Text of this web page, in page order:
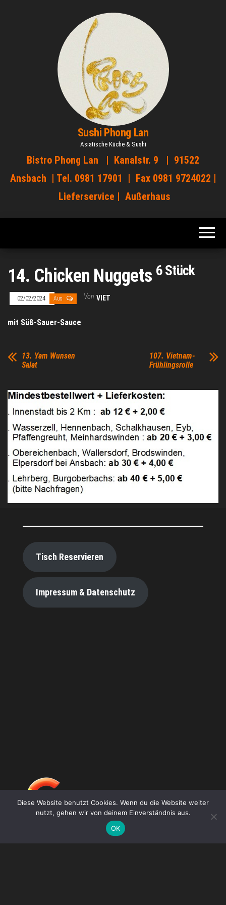
Sushi Phong Lan
Asiatische Küche & Sushi
Bistro Phong Lan | Kanalstr. 9 | 91522
Ansbach | Tel. 0981 17901 | Fax 0981 9724022 |
Lieferservice | Außerhaus
14. Chicken Nuggets 6 Stück
02/02/2024 Aus Von VIET
mit Süß-Sauer-Sauce
13. Yam Wunsen
Salat
107. Vietnam-
Frühlingsrolle
Tisch Reservieren
Impressum & Datenschutz
DE
Diese Website benutzt Cookies. Wenn du die Website weiter
nutzt, gehen wir von deinem Einverständnis aus.
OK